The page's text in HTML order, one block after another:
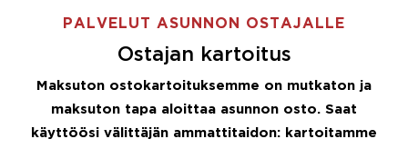
PALVELUT ASUNNON OSTAJALLE
Ostajan kartoitus
Maksuton ostokartoituksemme on mutkaton ja
maksuton tapa aloittaa asunnon osto. Saat
käyttöösi välittäjän ammattitaidon: kartoitamme